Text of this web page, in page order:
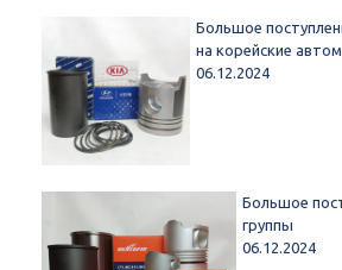
Большое
на корейские
06.12.2024
Большое
группы
06.12.2024